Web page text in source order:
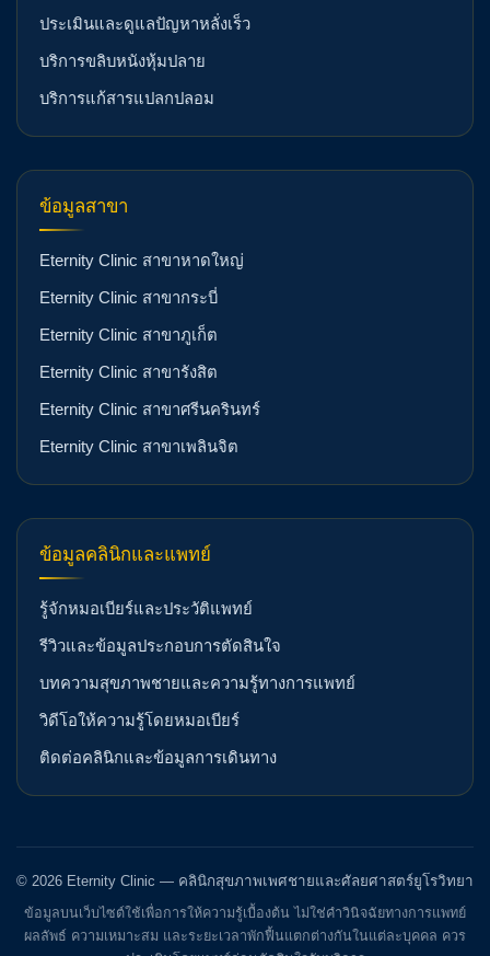
ประเมินและดูแลปัญหาหลั่งเร็ว
บริการขลิบหนังหุ้มปลาย
บริการแก้สารแปลกปลอม
ข้อมูลสาขา
Eternity Clinic สาขาหาดใหญ่
Eternity Clinic สาขากระบี่
Eternity Clinic สาขาภูเก็ต
Eternity Clinic สาขารังสิต
Eternity Clinic สาขาศรีนครินทร์
Eternity Clinic สาขาเพลินจิต
ข้อมูลคลินิกและแพทย์
รู้จักหมอเบียร์และประวัติแพทย์
รีวิวและข้อมูลประกอบการตัดสินใจ
บทความสุขภาพชายและความรู้ทางการแพทย์
วิดีโอให้ความรู้โดยหมอเบียร์
ติดต่อคลินิกและข้อมูลการเดินทาง
© 2026 Eternity Clinic — คลินิกสุขภาพเพศชายและศัลยศาสตร์ยูโรวิทยา
ข้อมูลบนเว็บไซต์ใช้เพื่อการให้ความรู้เบื้องต้น ไม่ใช่คำวินิจฉัยทางการแพทย์
ผลลัพธ์ ความเหมาะสม และระยะเวลาพักฟื้นแตกต่างกันในแต่ละบุคคล ควร